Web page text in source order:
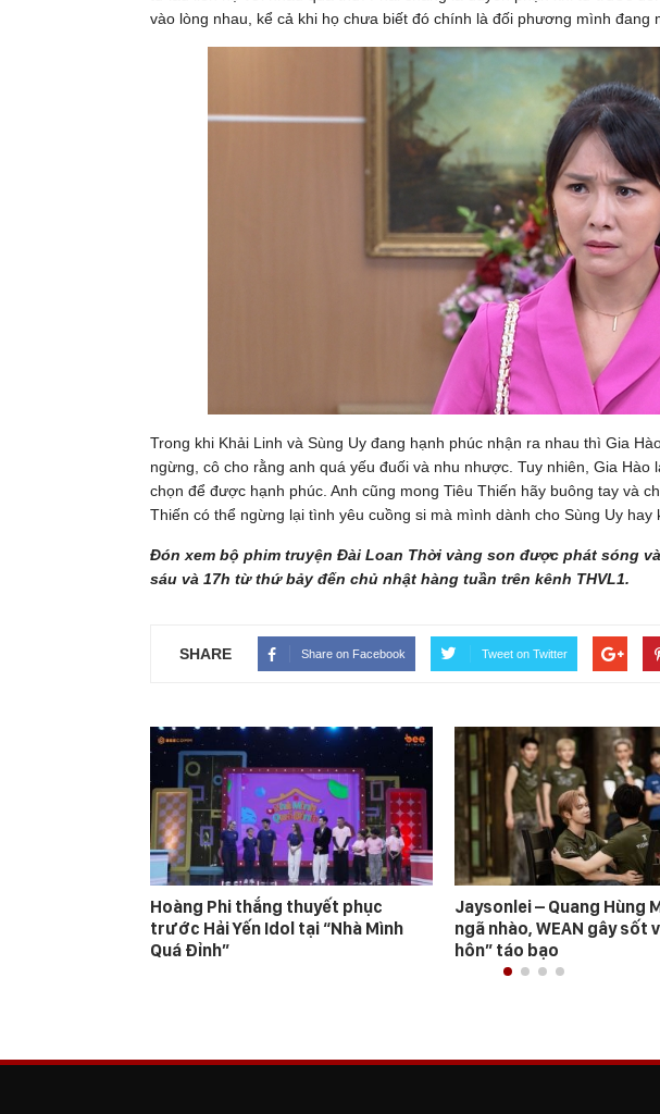
vào lòng nhau, kể cả khi họ chưa biết đó chính là đối phương mình đang
Trong khi Khải Linh và Sùng Uy đang hạnh phúc nhận ra nhau thì Gia
ngừng, cô cho rằng anh quá yếu đuối và nhu nhược. Tuy nhiên, Gia Hào
chọn để được hạnh phúc. Anh cũng mong Tiêu Thiến hãy buông tay và
Thiến có thể ngừng lại tình yêu cuồng si mà mình dành cho Sùng Uy hay
Đón xem bộ phim truyện Đài Loan Thời vàng son được phát sóng
sáu và 17h từ thứ bảy đến chủ nhật hàng tuần trên kênh THVL1.
SHARE Share on Facebook Tweet on Twitter
Hoàng Phi thắng thuyết phục
trước Hải Yến Idol tại “Nhà Mình
Quá Đỉnh”
Jaysonlei – Quang Hùng
ngã nhào, WEAN gây sốt
hôn” táo bạo